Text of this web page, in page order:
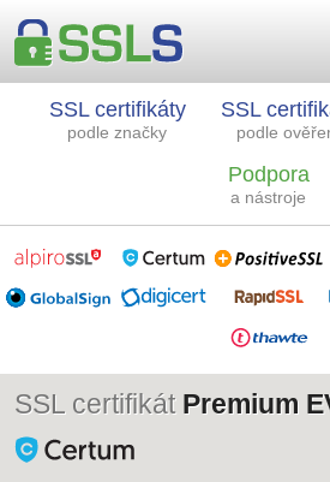
SSL certifikáty
podle značky
SSL
podle
Podpora
a nástroje
SSL certifikát Premium